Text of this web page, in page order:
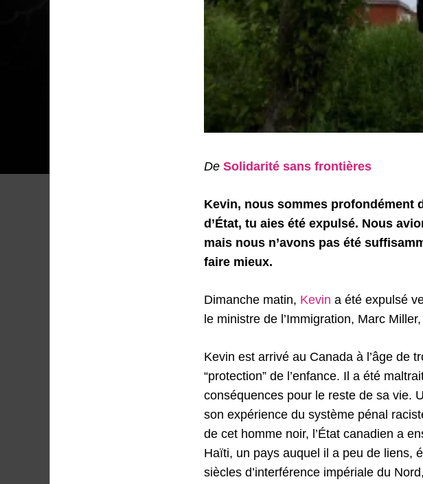
De Solidarité sans frontières
Kevin, nous sommes profondément
d’État, tu aies été expulsé. Nous
mais nous n’avons pas été
faire mieux.
Dimanche matin, Kevin a été expulsé
le ministre de l’Immigration, Marc
Kevin est arrivé au Canada à l’âge de
“protection” de l’enfance. Il a été
conséquences pour le reste de sa vie.
son expérience du système pénal
de cet homme noir, l’État canadien a
Haïti, un pays auquel il a peu de liens,
siècles d’interférence impériale du